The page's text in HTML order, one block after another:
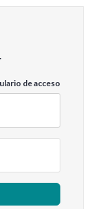
de acceso